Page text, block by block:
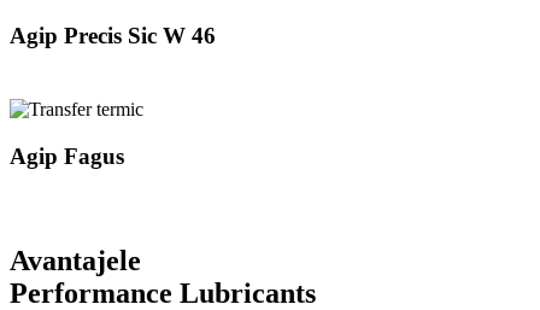
Agip Precis Sic W 46
Agip Fagus
Avantajele
Performance Lubricants